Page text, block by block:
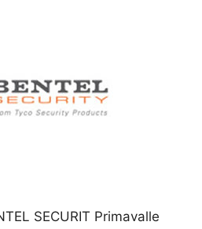
SECURIT Primavalle